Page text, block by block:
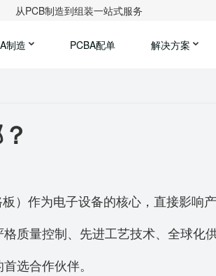
从PCB制造到组装一站式服务
制造 PCBA配单 解决方案
）作为电子设备的核心，直接影响
质量控制、先进工艺技术、全球化
首选合作伙伴。